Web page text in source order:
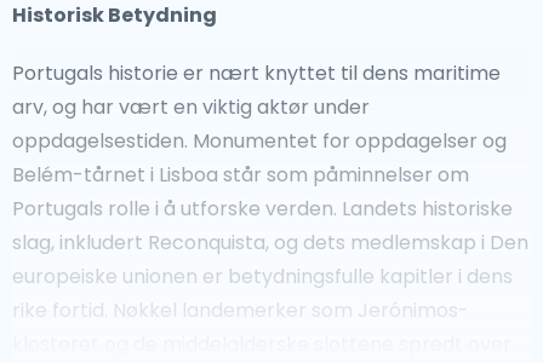
Historisk Betydning
Portugals historie er nært knyttet til dens maritime
arv, og har vært en viktig aktør under
oppdagelsestiden. Monumentet for oppdagelser og
Belém-tårnet i Lisboa står som påminnelser om
Portugals rolle i å utforske verden. Landets historiske
slag, inkludert Reconquista, og dets medlemskap i Den
europeiske unionen er betydningsfulle kapitler i dens
rike fortid. Nøkkel landemerker som Jerónimos-